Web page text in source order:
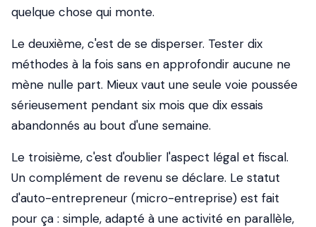
quelque chose qui monte.
Le deuxième, c'est de se disperser. Tester dix
méthodes à la fois sans en approfondir aucune ne
mène nulle part. Mieux vaut une seule voie poussée
sérieusement pendant six mois que dix essais
abandonnés au bout d'une semaine.
Le troisième, c'est d'oublier l'aspect légal et fiscal.
Un complément de revenu se déclare. Le statut
d'auto-entrepreneur (micro-entreprise) est fait
pour ça : simple, adapté à une activité en parallèle,